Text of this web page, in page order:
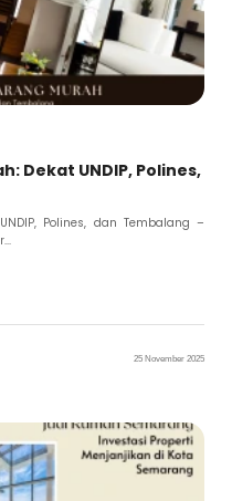
Dekat UNDIP, Polines,
Polines, dan Tembalang –
25 November 2025